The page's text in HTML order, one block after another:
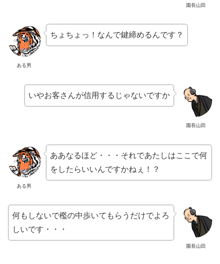
園長山田
ある男
ちょちょっ！なんで鍵締めるんです？
園長山田
いやお客さんが信用するじゃないですか
ある男
ああなるほど・・・それであたしはここで何
をしたらいいんですかねぇ！？
園長山田
何もしないで檻の中歩いてもらうだけでよろ
しいです・・・